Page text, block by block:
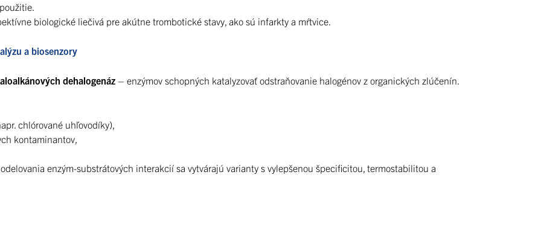
biologické liečivá pre akútne trombotické stavy, ako sú infarkty a mŕtvice.
a biosenzory
dehalogenáz– enzýmov schopných katalyzovať odstraňovanie halogénov z organických zlúčenín.
chlórované uhľovodíky),
kontaminantov,
enzým-substrátových interakcií sa vytvárajú varianty s vylepšenou špecificitou, termostabilitou a